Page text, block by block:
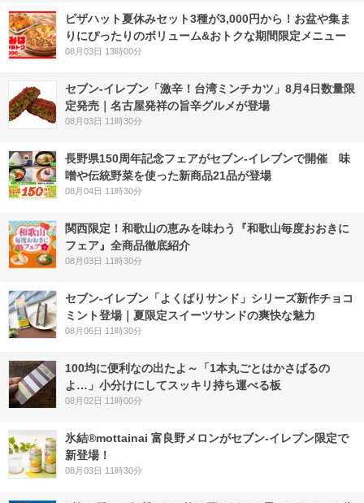
ピザハット夏休みセット3種が3,000円から！お盆や集ま
りにぴったりのボリューム&おトクな期間限定メニュー
08月03日 13時00分
セブン-イレブン「激辛！台湾ミンチカツ」8月4日数量限
定発売｜名古屋発祥の旨辛グルメが登場
08月03日 11時30分
長野県150周年記念フェアがセブン-イレブンで開催 味
噌や伝統野菜を使った新商品21品が登場
08月04日 11時30分
関西限定！和歌山の恵みを味わう『和歌山毎度おおきに
フェア』全商品徹底紹介
08月03日 11時30分
セブン‐イレブン「よくばりサンド」シリーズ新作チョコ
ミント登場｜夏限定スイーツサンドの爽快な魅力
08月06日 11時30分
100均に便利なの出たよ～「1本丸ごとはかさばるの
よ…」小分けにしてスッキリ持ち運べる板
08月02日 11時00分
氷結®mottainai 富良野メロンがセブン‐イレブン限定で
新登場！
08月03日 11時30分